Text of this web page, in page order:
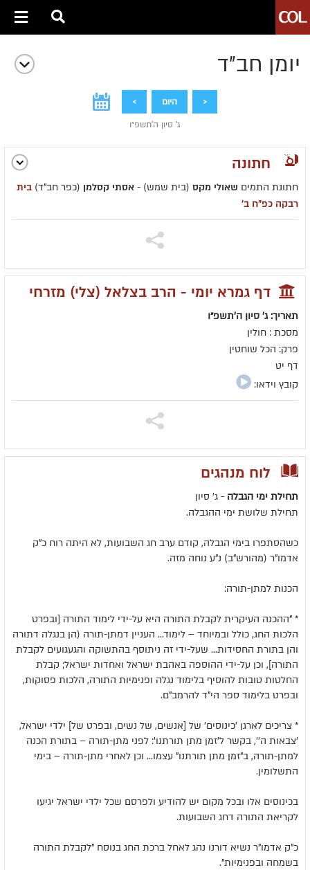
יומן חב״ד
< היום >
ג' סיון ה׳תשפ״ו
חתונה
חתונת התמים שאולי מקס (בית שמש) - אסתי קסלמן (כפר חב"ד) בית
רבקה כפ"ח ב'
דף גמרא יומי - הרב בצלאל (צלי) מזרחי
תאריך: ג' סיון ה׳תשפ״ו
מסכת : חולין
פרק: הכל שוחטין
דף יט
קובץ וידאו:
לוח מנהגים
תחילת ימי הגבלה - ג' סיון
תחילת שלושת ימי ההגבלה.
כשהסתפרו בימי הגבלה, קודם ערב חג השבועות, לא היתה רוח כ"ק
אדמו"ר (מהורש"ב) נ"ע נוחה מזה.
הכנות למתן-תורה:
* "ההכנה העיקרית לקבלת התורה היא על-ידי לימוד התורה [ובפרט
הלכות החג, כולל ובמיוחד – לימוד... העניין דמתן-תורה (הן בנגלה דתורה
והן בתורת החסידות... שעל-ידי זה ניתוסף בהתשוקה והגעגועים לקבלת
התורה], וכן על-ידי ההוספה באהבת ישראל ואחדות ישראל; קבלת
החלטות טובות להוסיף בלימוד נגלה ופנימיות התורה, הלכות פסוקות,
ובפרט בלימוד ספר הי"ד להרמב"ם.
* צריכים לארגן 'כינוסים' של [אנשים, של נשים, ובפרט של] ילדי ישראל,
'צבאות ה'', בקשר ל'זמן מתן תורתנו': לפני מתן-תורה – בתורת הכנה
למתן-תורה, ב"זמן מתן תורתנו" עצמו... וכן לאחרי מתן-תורה – בימי
התשלומין.
בכינוסים אלו ובכל מקום יש להודיע ולפרסם שכל ילדי ישראל יגיעו
לקריאת התורה דחג השבועות.
כ"ק אדמו"ר נשיא דורנו נהג לאחל ברכת החג בנוסח "לקבלת התורה
בשמחה ובפנימיות".